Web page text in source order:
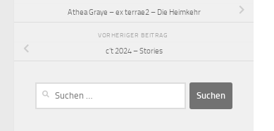
Athea Graye – ex terrae2 – Die Heimkehr
VORHERIGER BEITRAG
c’t 2024 – Stories